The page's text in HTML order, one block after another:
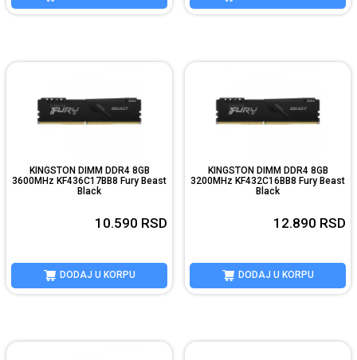
KINGSTON DIMM DDR4 8GB
3600MHz KF436C17BB8 Fury Beast
Black
10.590 RSD
DODAJ U KORPU
KINGSTON DIMM DDR4 8GB
3200MHz KF432C16BB8 Fury Beast
Black
12.890 RSD
DODAJ U KORPU